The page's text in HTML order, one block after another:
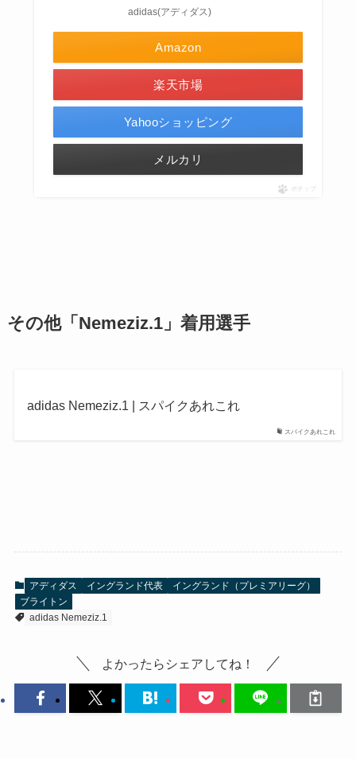
adidas(アディダス)
Amazon
楽天市場
Yahooショッピング
メルカリ
ポチップ
その他「Nemeziz.1」着用選手
スパイクあれこれ
adidas Nemeziz.1 | スパイクあれこれ
アディダス イングランド代表
イングランド（プレミアリーグ）
ブライトン
adidas Nemeziz.1
よかったらシェアしてね！